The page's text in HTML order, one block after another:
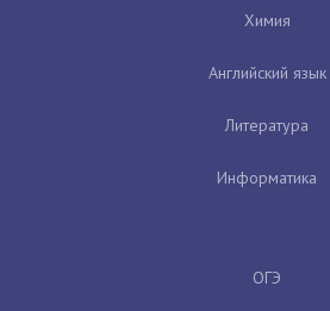
Химия
Английский язык
Литература
Информатика
ОГЭ